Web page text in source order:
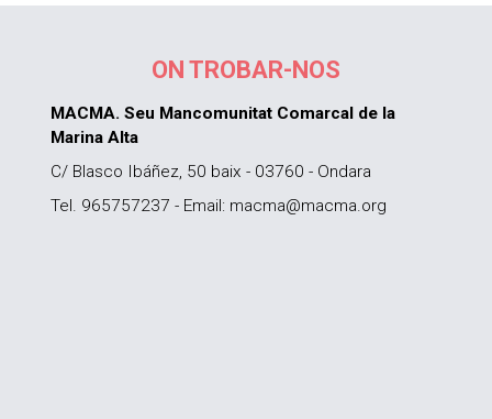
ON TROBAR-NOS
MACMA. Seu Mancomunitat Comarcal de la
Marina Alta
C/ Blasco Ibáñez, 50 baix - 03760 - Ondara
Tel. 965757237 - Email: macma@macma.org